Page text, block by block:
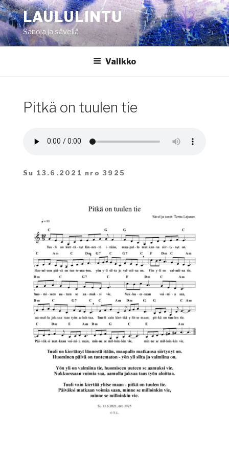
Siirry
sisältöönLAULULINTU
Sanoja ja säveliä
Valikko
Pitkä on tuulen tie
Su 13.6.2021 nro 3925